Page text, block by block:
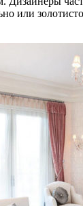
или